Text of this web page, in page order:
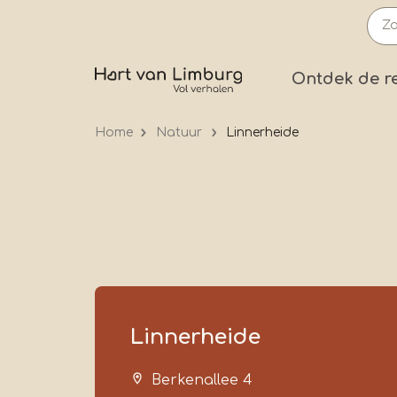
Ontdek de
Home Natuur Linnerheide
Linnerheide
Berkenallee 4